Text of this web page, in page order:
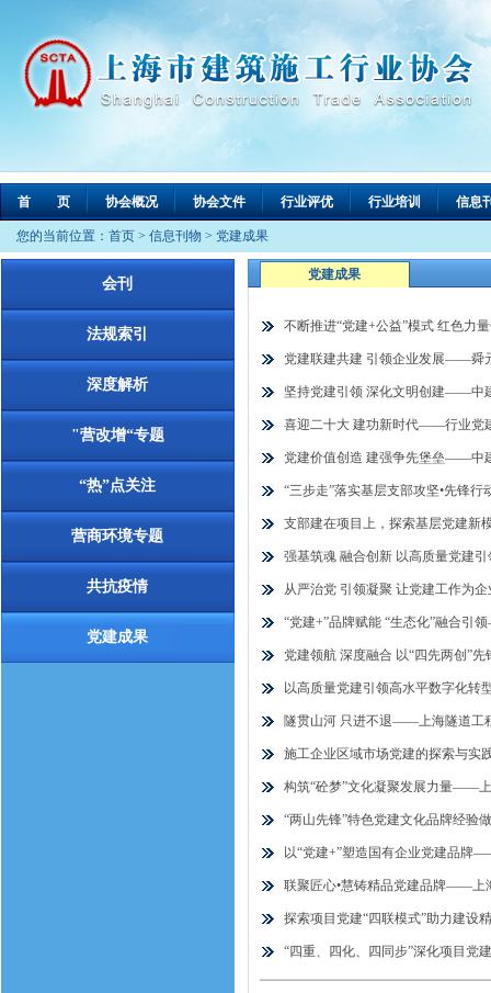
首 页 协会概况 协会文件 行业评优 行业培训 信息
您的当前位置： 首页 > 信息刊物 > 党建成果
会刊
法规索引
深度解析
"营改增“专题
“热”点关注
营商环境专题
共抗疫情
党建成果
党建成果
不断推进“党建+公益”模式 红色力
党建联建共建 引领企业发展——舜
坚持党建引领 深化文明创建——中
喜迎二十大 建功新时代——行业党
党建价值创造 建强争先堡垒——中
“三步走”落实基层支部攻坚•先锋
支部建在项目上，探索基层党建
强基筑魂 融合创新 以高质量党建
从严治党 引领凝聚 让党建工作为
“党建+”品牌赋能 “生态化”融合引
党建领航 深度融合 以“四先两创”
以高质量党建引领高水平数字化
隧贯山河 只进不退——上海隧道工
施工企业区域市场党建的探索与实
构筑“砼梦”文化凝聚发展力量——
“两山先锋”特色党建文化品牌经
以“党建+”塑造国有企业党建品牌
联聚匠心•慧铸精品党建品牌——上
探索项目党建“四联模式”助力建
“四重、四化、四同步”深化项目